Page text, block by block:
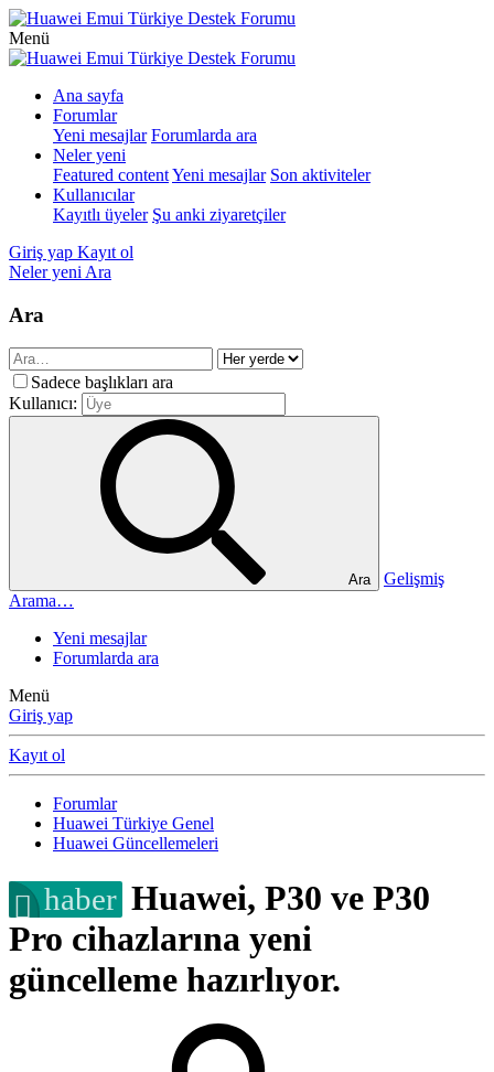
Menü
Ana sayfa
Forumlar
Yeni mesajlar Forumlarda ara
Neler yeni
Featured contentYeni mesajlar Son aktiviteler
Kullanıcılar
Kayıtlı üyeler Şu anki ziyaretçiler
Giriş yap Kayıt ol
Neler yeni Ara
Ara
Sadece başlıkları ara
Kullanıcı:
Ara
Gelişmiş
Arama…
Yeni mesajlar
Forumlarda ara
Menü
Giriş yap
Kayıt ol
Forumlar
Huawei Türkiye Genel
Huawei Güncellemeleri
haber Huawei, P30 ve P30
Pro cihazlarına yeni
güncelleme hazırlıyor.